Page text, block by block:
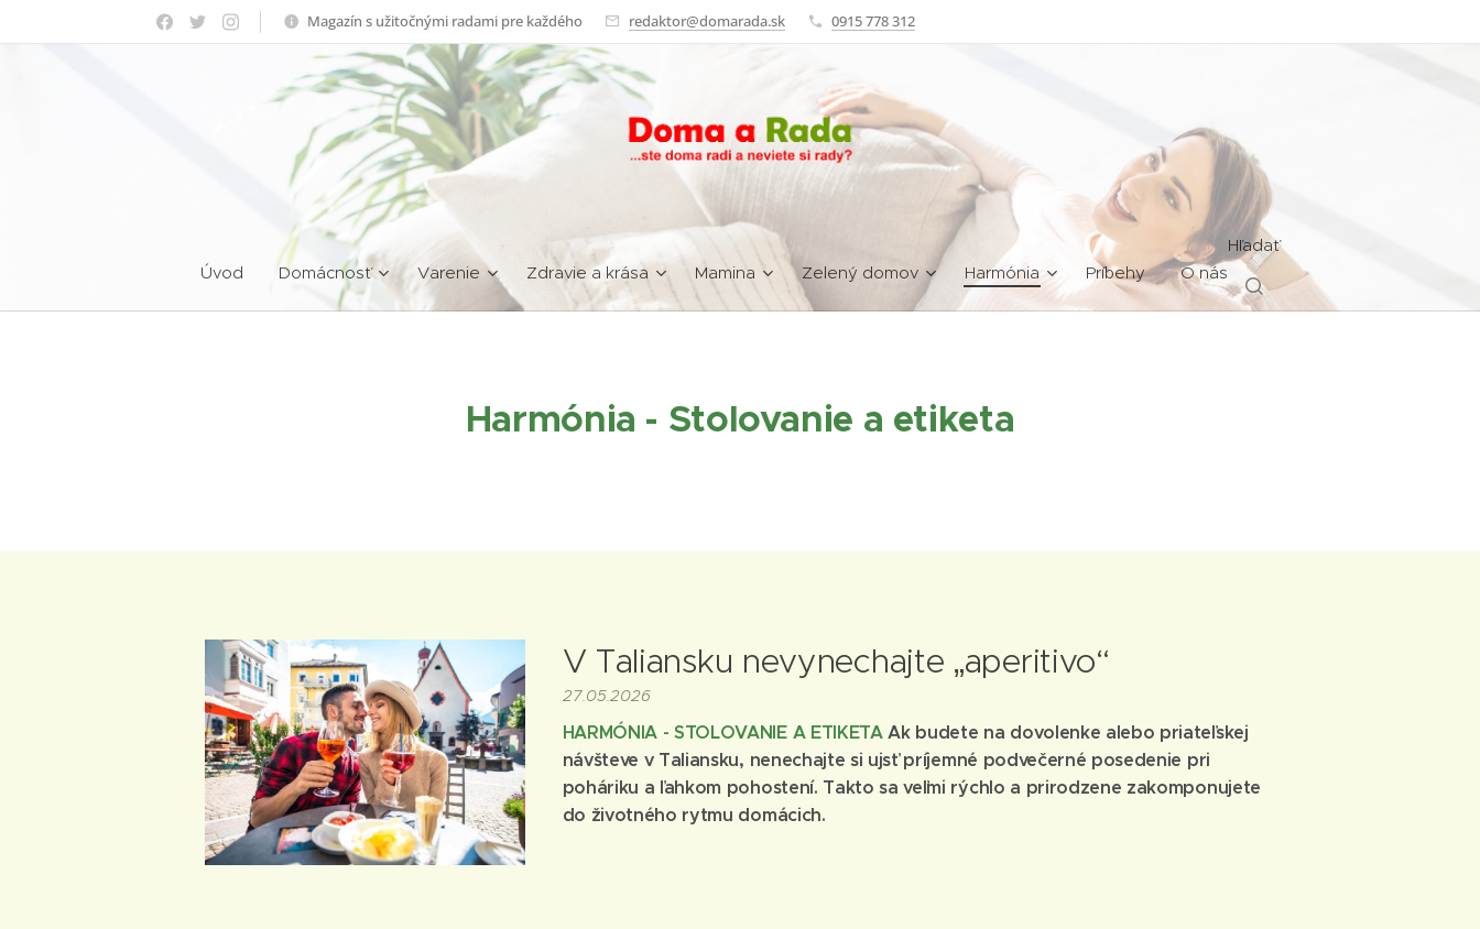
Magazín s užitočnými radami pre každého redaktor@domarada.sk 0915 778 312
Úvod Domácnosť Varenie Zdravie a krása Mamina Zelený domov Harmónia Príbehy O nás
Hľadať
Harmónia - Stolovanie a etiketa
V Taliansku nevynechajte „aperitivo“
27.05.2026
HARMÓNIA - STOLOVANIE A ETIKETA Ak budete na dovolenke alebo priateľskej
návšteve v Taliansku, nenechajte si ujsť príjemné podvečerné posedenie pri
poháriku a ľahkom pohostení. Takto sa veľmi rýchlo a prirodzene zakomponujete
do životného rytmu domácich.